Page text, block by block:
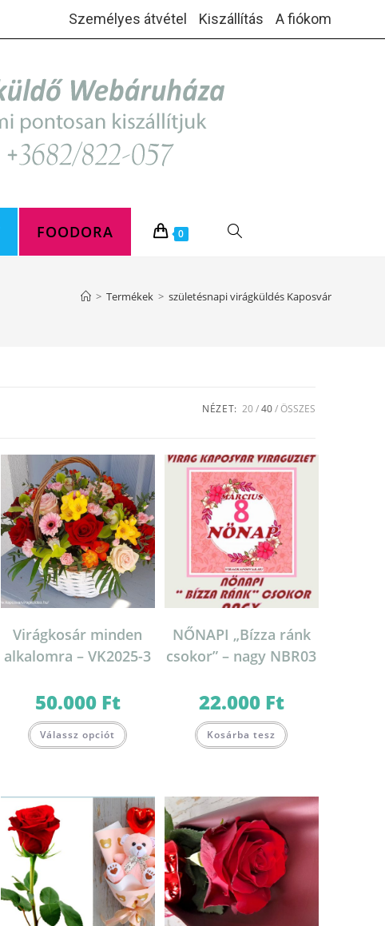
Személyes átvétel Kiszállítás A fiókom
FOODORA 0 TOGGLE
> Termékek > születésnapi virágküldés Kaposvár
NÉZET: 20 40 ÖSSZES
Virágkosár minden
alkalomra – VK2025-3
50.000 Ft
Válassz opciót
NŐNAPI „Bízza ránk
csokor” – nagy NBR03
22.000 Ft
Kosárba tesz